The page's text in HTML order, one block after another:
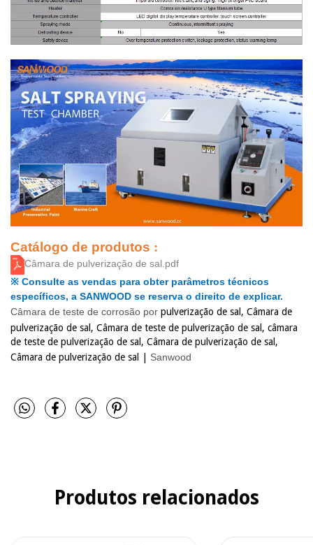
Catálogo de produtos :
Câmara de pulverização de sal.pdf
※ Consulte as vendas para obter parâmetros técnicos
específicos, a SANWOOD se reserva o direito de explicar.
Câmara de teste de corrosão por pulverização de sal, Câmara de
pulverização de sal, Câmara de teste de pulverização de sal, câmara
de teste de pulverização de sal, Câmara de pulverização de sal,
Câmara de pulverização de sal | Sanwood
Produtos relacionados